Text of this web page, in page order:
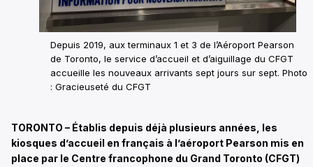
Depuis 2019, aux terminaux 1 et 3 de l’Aéroport Pearson
de Toronto, le service d’accueil et d’aiguillage du CFGT
accueille les nouveaux arrivants sept jours sur sept. Photo
: Gracieuseté du CFGT
TORONTO – Établis depuis déjà plusieurs années, les
kiosques d’accueil en français à l’aéroport Pearson mis en
place par le Centre francophone du Grand Toronto (CFGT)